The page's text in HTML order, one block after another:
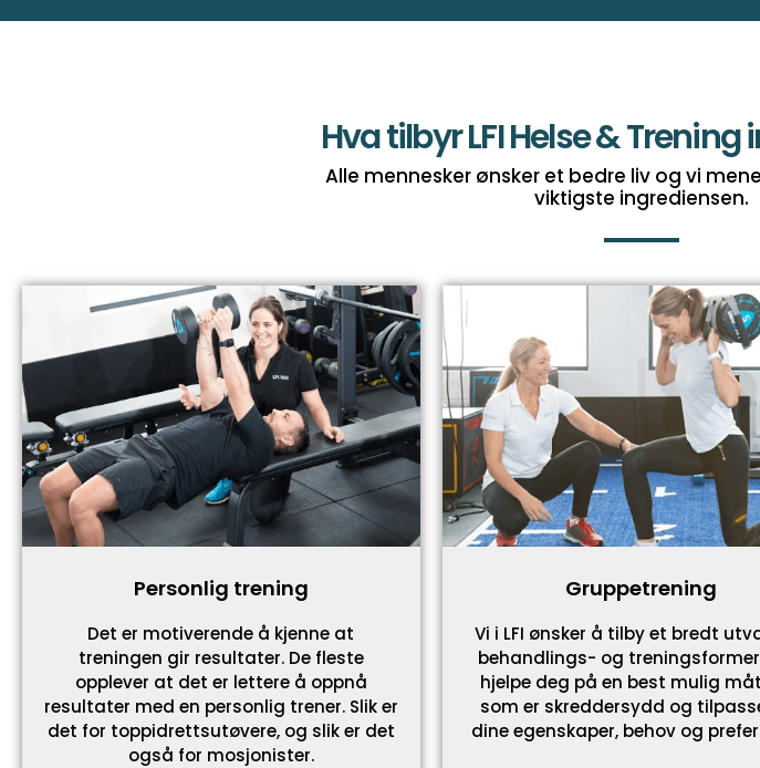
Hva tilbyr LFI Helse &
Alle mennesker ønsker et bedre liv og vi
viktigste ingrediensen.
Personlig trening
Det er motiverende å kjenne at
treningen gir resultater. De fleste
opplever at det er lettere å oppnå
resultater med en personlig trener. Slik er
det for toppidrettsutøvere, og slik er det
også for mosjonister.
Gruppetrening
Vi i LFI ønsker å tilby et bredt
behandlings- og
hjelpe deg på en best mulig
som er skreddersydd og
dine egenskaper, behov og